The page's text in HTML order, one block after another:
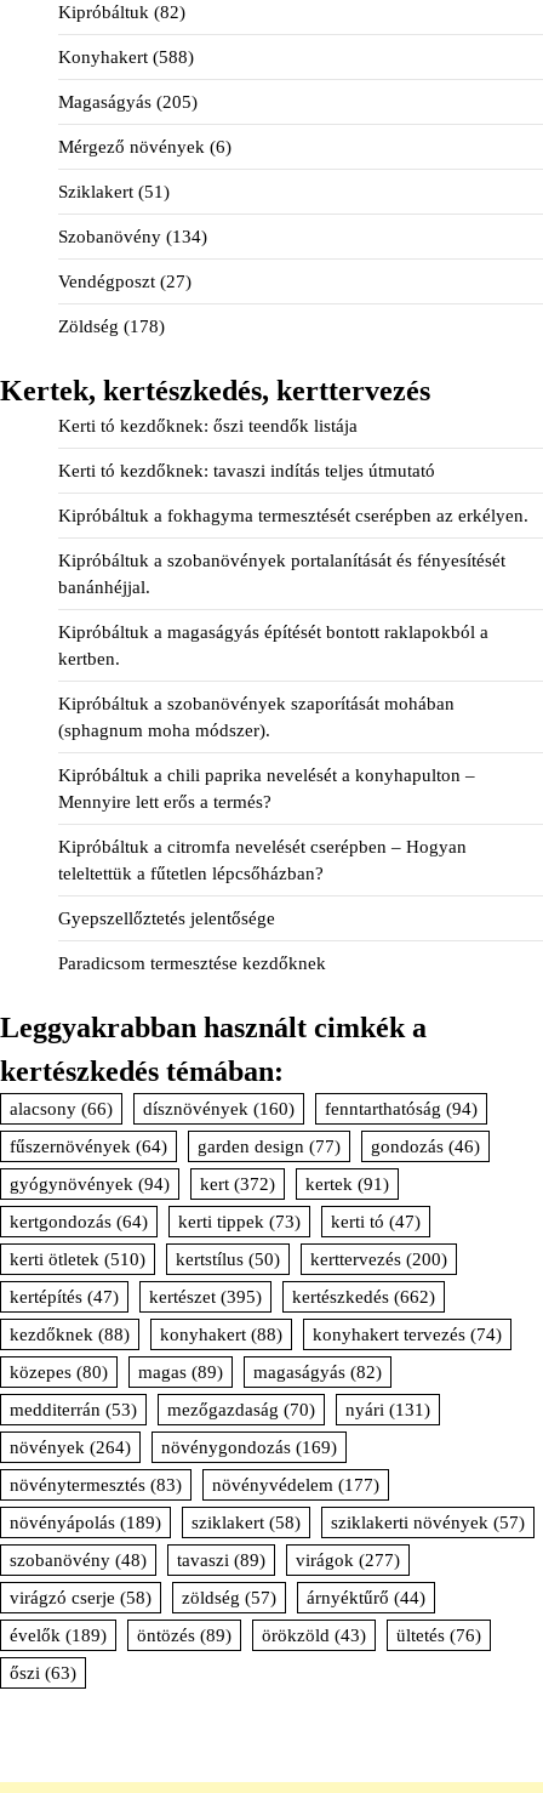
Kipróbáltuk (82)
Konyhakert (588)
Magaságyás (205)
Mérgező növények (6)
Sziklakert (51)
Szobanövény (134)
Vendégposzt (27)
Zöldség (178)
Kertek, kertészkedés, kerttervezés
Kerti tó kezdőknek: őszi teendők listája
Kerti tó kezdőknek: tavaszi indítás teljes útmutató
Kipróbáltuk a fokhagyma termesztését cserépben az erkélyen.
Kipróbáltuk a szobanövények portalanítását és fényesítését
banánhéjjal.
Kipróbáltuk a magaságyás építését bontott raklapokból a
kertben.
Kipróbáltuk a szobanövények szaporítását mohában
(sphagnum moha módszer).
Kipróbáltuk a chili paprika nevelését a konyhapulton –
Mennyire lett erős a termés?
Kipróbáltuk a citromfa nevelését cserépben – Hogyan
teleltettük a fűtetlen lépcsőházban?
Gyepszellőztetés jelentősége
Paradicsom termesztése kezdőknek
Leggyakrabban használt cimkék a
kertészkedés témában:
alacsony (66) dísznövények (160) fenntarthatóság (94)
fűszernövények (64) garden design (77) gondozás (46)
gyógynövények (94) kert (372) kertek (91)
kertgondozás (64) kerti tippek (73) kerti tó (47)
kerti ötletek (510) kertstílus (50) kerttervezés (200)
kertépítés (47) kertészet (395) kertészkedés (662)
kezdőknek (88) konyhakert (88) konyhakert tervezés (74)
közepes (80) magas (89) magaságyás (82)
medditerrán (53) mezőgazdaság (70) nyári (131)
növények (264) növénygondozás (169)
növénytermesztés (83) növényvédelem (177)
növényápolás (189) sziklakert (58) sziklakerti növények (57)
szobanövény (48) tavaszi (89) virágok (277)
virágzó cserje (58) zöldség (57) árnyéktűrő (44)
évelők (189) öntözés (89) örökzöld (43) ültetés (76)
őszi (63)